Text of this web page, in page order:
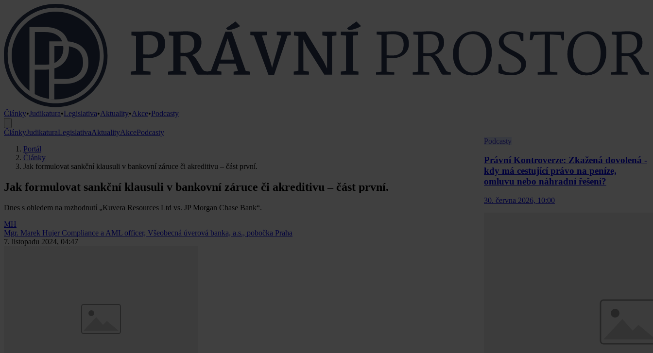
Články•Judikatura•Legislativa•Aktuality•Akce•Podcasty
ČlánkyJudikaturaLegislativaAktualityAkcePodcasty
Portál
Články
Jak formulovat sankční klausuli v bankovní záruce či akreditivu – část první.
Jak formulovat sankční klausuli v bankovní záruce či akreditivu – část první.
Dnes s ohledem na rozhodnutí „Kuvera Resources Ltd vs. JP Morgan Chase Bank“.
MH
Mgr. Marek Hujer Compliance a AML officer, Všeobecná úverová banka, a.s., pobočka Praha
7. listopadu 2024, 04:47
Podcasty
Právní Kontroverze: Zkažená dovolená -
kdy má cestující právo na peníze,
omluvu nebo náhradní řešení?
30. června 2026, 10:00